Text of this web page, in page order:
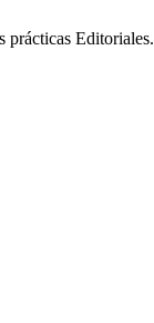
Editoriales.